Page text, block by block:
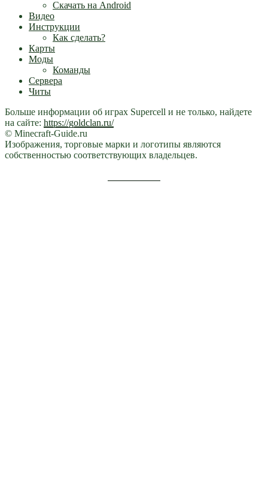
Скачать на Android
Видео
Инструкции
Как сделать?
Карты
Моды
Команды
Сервера
Читы
Больше информации об играх Supercell и не только, найдете
на сайте: https://goldclan.ru/
© Minecraft-Guide.ru
Изображения, торговые марки и логотипы являются
собственностью соответствующих владельцев.